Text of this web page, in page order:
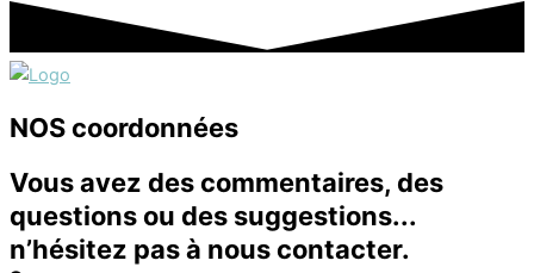
NOS coordonnées
Vous avez des commentaires, des
questions ou des suggestions...
n’hésitez pas à nous contacter.